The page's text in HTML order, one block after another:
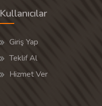
Kullanıcılar
Giriş Yap
Teklif Al
Hizmet Ver